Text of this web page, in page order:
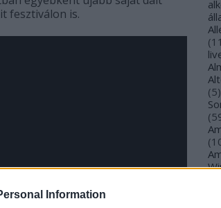
Information
fesztiválon is.
(11
(5)
(
(